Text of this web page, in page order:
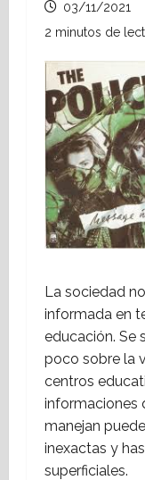
03/11/2021
2 minutos de
La sociedad
informada en
educación. Se
poco sobre la
centros
informaciones
manejan
inexactas y
superficiales.